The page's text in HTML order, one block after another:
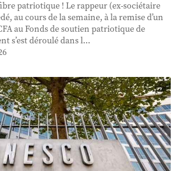
patriotique ! Le rappeur (ex-sociétaire
au cours de la semaine, à la remise d’un
au Fonds de soutien patriotique de
s’est déroulé dans l...